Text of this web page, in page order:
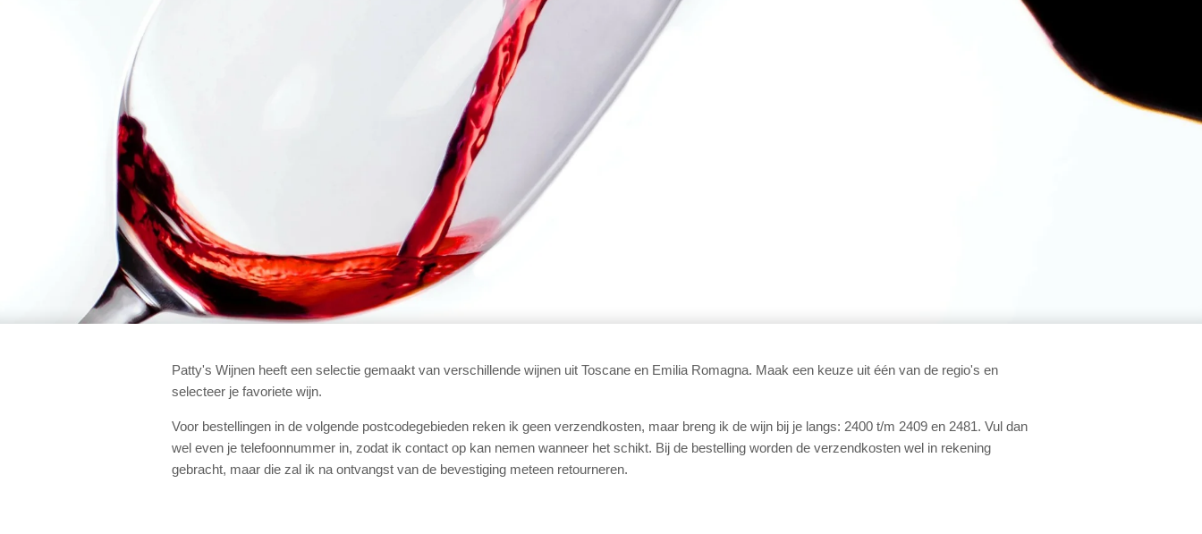
Patty's Wijnen heeft een selectie gemaakt van verschillende wijnen uit Toscane en Emilia Romagna. Maak een keuze uit één van de regio's en
selecteer je favoriete wijn.
Voor bestellingen in de volgende postcodegebieden reken ik geen verzendkosten, maar breng ik de wijn bij je langs: 2400 t/m 2409 en 2481. Vul dan
wel even je telefoonnummer in, zodat ik contact op kan nemen wanneer het schikt. Bij de bestelling worden de verzendkosten wel in rekening
gebracht, maar die zal ik na ontvangst van de bevestiging meteen retourneren.